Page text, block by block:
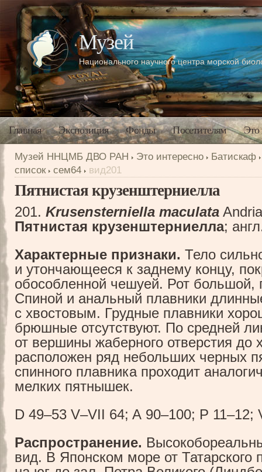
Музей
Национального научного центра морской
Главная Экспозиция Фонды Посетителям Это
Музей ННЦМБ ДВО РАН Это интересно
Батискаф
список
сем64 вид201
Пятнистая крузенштерниелла
201. Krusensterniella maculata
Пятнистая крузенштерниелла;
Характерные признаки. Тело
и утончающееся к заднему концу,
обособленной чешуей. Рот большой,
Спиной и анальный плавники
с хвостовым. Грудные плавники
брюшные отсутствуют. По средней
от вершины жаберного отверстия до
расположен ряд небольших черных
спинного плавника проходит
мелких пятнышек.
D 49–53 V–VII 64; A 90–100; P 11–12;
Распространение.
вид. В Японском море от Татарского